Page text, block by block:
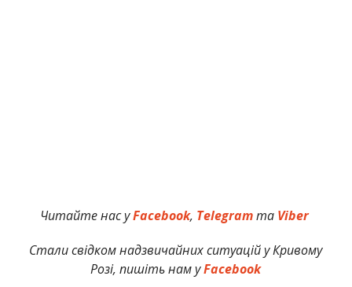
Читайте нас уFacebook, Telegramта Viber
Стали свідком надзвичайних ситуацій у Кривому
Розі, пишіть нам уFacebook